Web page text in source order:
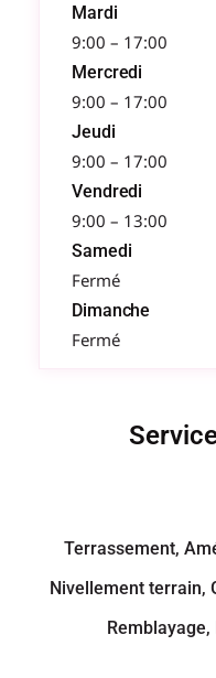
Mardi
9:00 – 17:00
Mercredi
9:00 – 17:00
Jeudi
9:00 – 17:00
Vendredi
9:00 – 13:00
Samedi
Fermé
Dimanche
Fermé
Terrassement,
Nivellement terrain,